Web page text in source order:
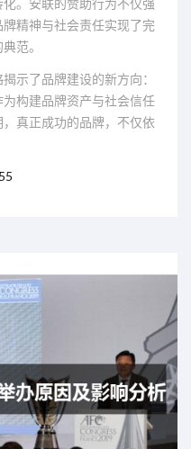
精神与社会责任实现了完
范。
示了品牌建设的新方向：
构建品牌资产与社会信任
真正成功的品牌，不仅依